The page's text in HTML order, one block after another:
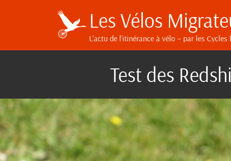
Les Vélos
L’actu de l’itinérance à vélo – par les Cycles
Test des